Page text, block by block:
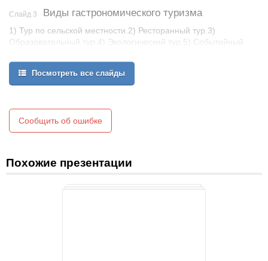
Слайд 3 Виды гастрономического туризма
1) Тур по сельской местности.2) Ресторанный тур.3)
Образовательный тур.4) Экологический тур.5) Событийный
Посмотреть все слайды
Сообщить об ошибке
Похожие презентации